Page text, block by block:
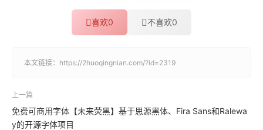
喜欢0 不喜欢0
本文链接： https://2huoqingnian.com/?id=2319
上一篇
免费可商用字体【未来荧黑】基于思源黑体、Fira Sans和Ralewa
y的开源字体项目